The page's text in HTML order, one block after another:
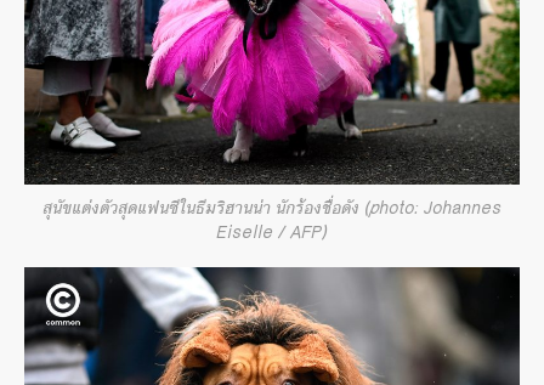
สุนัขแต่งตัวสุดแฟนซีในธีมริฮานน่า นักร้องชื่อดัง (photo: Johannes
Eiselle / AFP)